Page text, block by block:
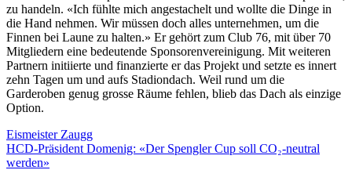
zu handeln. «Ich fühlte mich angestachelt und wollte die Dinge in
die Hand nehmen. Wir müssen doch alles unternehmen, um die
Finnen bei Laune zu halten.» Er gehört zum Club 76, mit über 70
Mitgliedern eine bedeutende Sponsorenvereinigung. Mit weiteren
Partnern initiierte und finanzierte er das Projekt und setzte es innert
zehn Tagen um und aufs Stadiondach. Weil rund um die
Garderoben genug grosse Räume fehlen, blieb das Dach als einzige
Option.
Eismeister Zaugg
HCD-Präsident Domenig: «Der Spengler Cup soll CO₂-neutral
werden»